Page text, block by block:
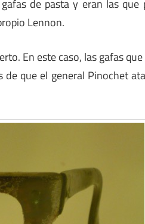
de pasta y eran las
Lennon.
En este caso, las gafas
que el general Pinochet